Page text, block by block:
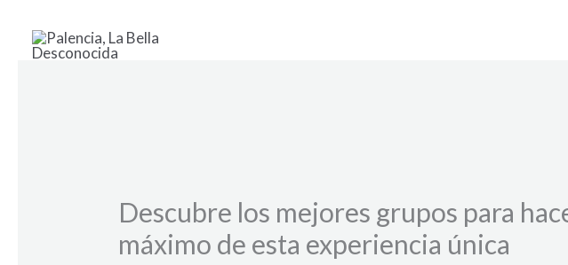
contenido
Descubre los mejores grupos para
máximo de esta experiencia única